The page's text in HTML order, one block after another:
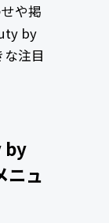
や掲
by
注目
by
ニュ